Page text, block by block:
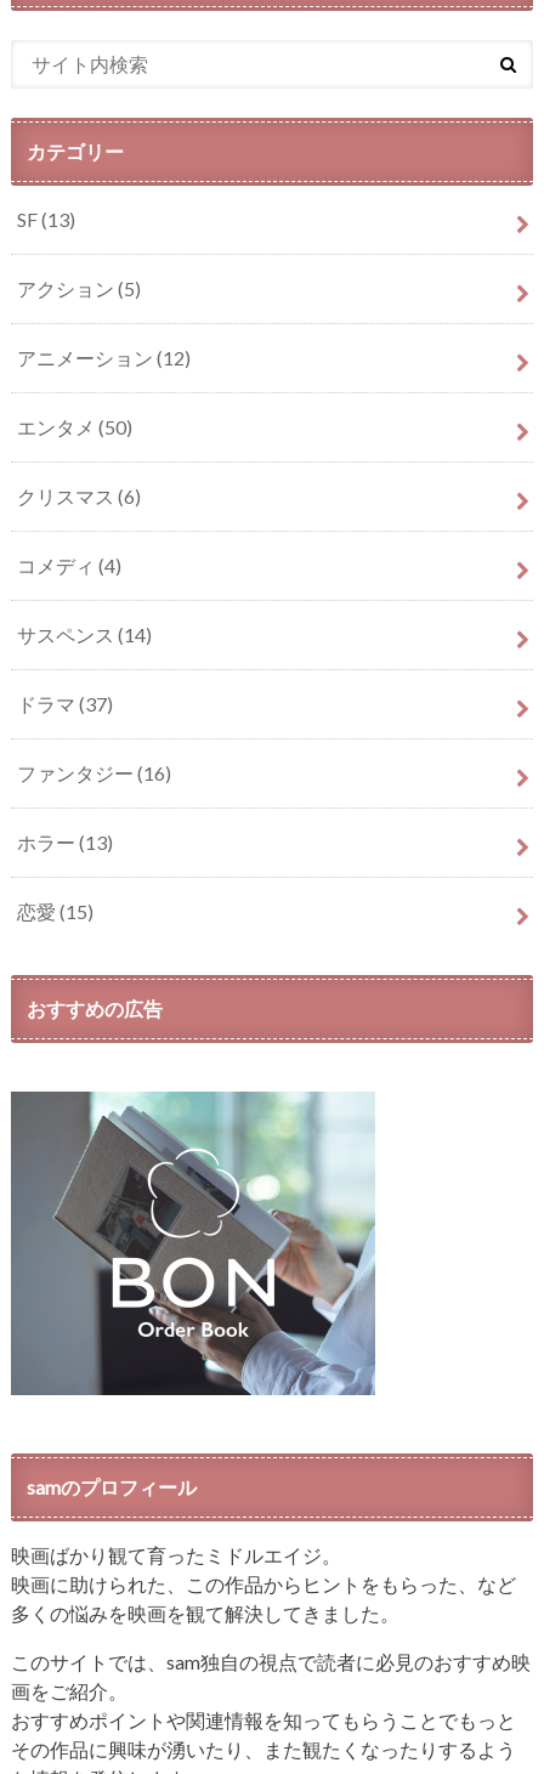
カテゴリー
SF(13)
アクション (5)
アニメーション (12)
エンタメ (50)
クリスマス (6)
コメディ (4)
サスペンス (14)
ドラマ (37)
ファンタジー (16)
ホラー (13)
恋愛 (15)
おすすめの広告
samのプロフィール
映画ばかり観て育ったミドルエイジ。
映画に助けられた、この作品からヒントをもらった、など
多くの悩みを映画を観て解決してきました。
このサイトでは、sam独自の視点で読者に必見のおすすめ映
画をご紹介。
おすすめポイントや関連情報を知ってもらうことでもっと
その作品に興味が湧いたり、また観たくなったりするよう